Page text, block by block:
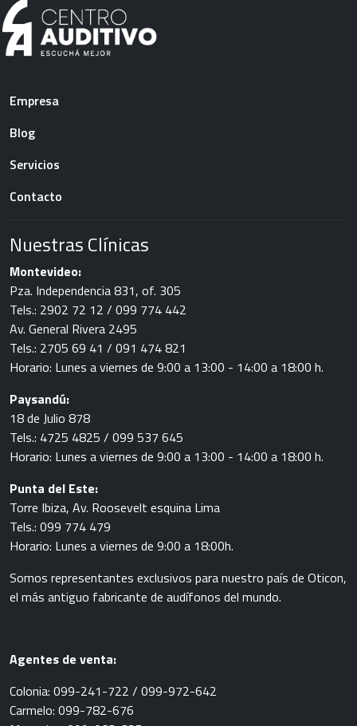
Empresa
Blog
Servicios
Contacto
Nuestras Clínicas
Montevideo:
Pza. Independencia 831, of. 305
Tels.: 2902 72 12 / 099 774 442
Av. General Rivera 2495
Tels.: 2705 69 41 / 091 474 821
Horario: Lunes a viernes de 9:00 a 13:00 - 14:00 a 18:00 h.
Paysandú:
18 de Julio 878
Tels.: 4725 4825 / 099 537 645
Horario: Lunes a viernes de 9:00 a 13:00 - 14:00 a 18:00 h.
Punta del Este:
Torre Ibiza, Av. Roosevelt esquina Lima
Tels.: 099 774 479
Horario: Lunes a viernes de 9:00 a 18:00h.
Somos representantes exclusivos para nuestro país de Oticon,
el más antiguo fabricante de audífonos del mundo.
Agentes de venta:
Colonia: 099-241-722 / 099-972-642
Carmelo: 099-782-676